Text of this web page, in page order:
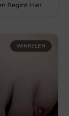
Begint Hier
WINKELEN